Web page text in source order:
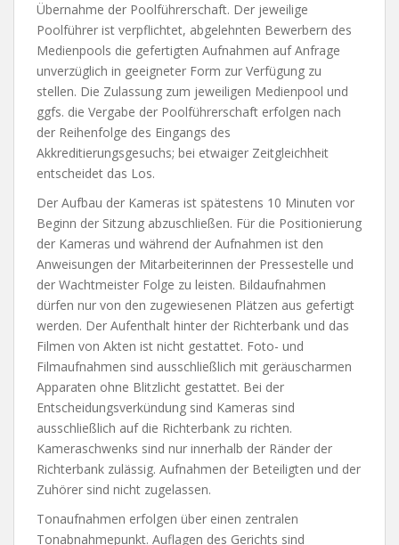
Übernahme der Poolführerschaft. Der jeweilige
Poolführer ist verpflichtet, abgelehnten Bewerbern des
Medienpools die gefertigten Aufnahmen auf Anfrage
unverzüglich in geeigneter Form zur Verfügung zu
stellen. Die Zulassung zum jeweiligen Medienpool und
ggfs. die Vergabe der Poolführerschaft erfolgen nach
der Reihenfolge des Eingangs des
Akkreditierungsgesuchs; bei etwaiger Zeitgleichheit
entscheidet das Los.
Der Aufbau der Kameras ist spätestens 10 Minuten vor
Beginn der Sitzung abzuschließen. Für die Positionierung
der Kameras und während der Aufnahmen ist den
Anweisungen der Mitarbeiterinnen der Pressestelle und
der Wachtmeister Folge zu leisten. Bildaufnahmen
dürfen nur von den zugewiesenen Plätzen aus gefertigt
werden. Der Aufenthalt hinter der Richterbank und das
Filmen von Akten ist nicht gestattet. Foto- und
Filmaufnahmen sind ausschließlich mit geräuscharmen
Apparaten ohne Blitzlicht gestattet. Bei der
Entscheidungsverkündung sind Kameras sind
ausschließlich auf die Richterbank zu richten.
Kameraschwenks sind nur innerhalb der Ränder der
Richterbank zulässig. Aufnahmen der Beteiligten und der
Zuhörer sind nicht zugelassen.
Tonaufnahmen erfolgen über einen zentralen
Tonabnahmepunkt. Auflagen des Gerichts sind